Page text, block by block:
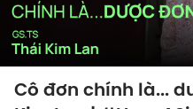
Cô đơn chính là...